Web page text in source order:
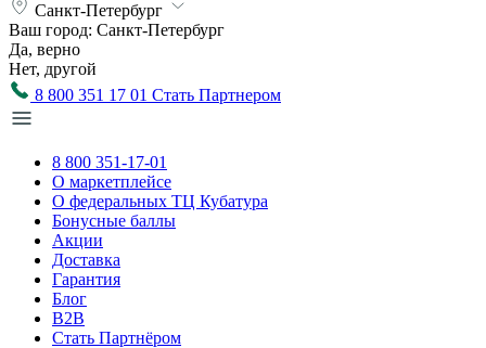
Санкт-Петербург
Ваш город: Санкт-Петербург
Да, верно
Нет, другой
8 800 351 17 01 Стать Партнером
8 800 351-17-01
О маркетплейсе
О федеральных ТЦ Кубатура
Бонусные баллы
Акции
Доставка
Гарантия
Блог
B2B
Стать Партнёром